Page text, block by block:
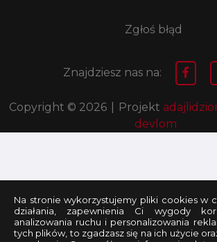
Zgłoś błąd
Znajdziesz nas na:
Copyright © 2026 Projekt
devlom
Na stronie wykorzystujemy pliki cookies w
działania, zapewnienia Ci wygody
analizowania ruchu i personalizowania
tych plików, to zgadzasz się na ich użycie